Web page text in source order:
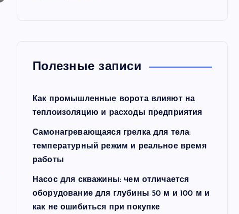
Полезные записи
Как промышленные ворота влияют на
теплоизоляцию и расходы предприятия
Самонагревающаяся грелка для тела:
температурный режим и реальное время
работы
Насос для скважины: чем отличается
оборудование для глубины 50 м и 100 м и
как не ошибиться при покупке